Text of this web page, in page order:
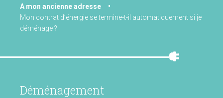
A mon ancienne adresse
Mon contrat d’énergie se termine-t-il automatiquement si je
déménage ?
Déménagement